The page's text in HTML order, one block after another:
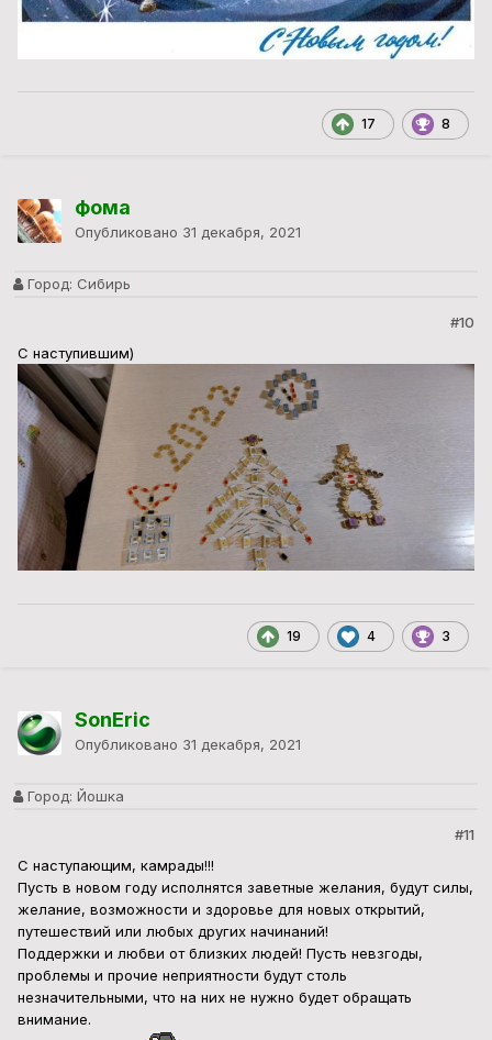
17 8
фома
Опубликовано 31 декабря, 2021
Город: Сибирь
#10
С наступившим)
19 4 3
SonEric
Опубликовано 31 декабря, 2021
Город: Йошка
#11
С наступающим, камрады!!!
Пусть в новом году исполнятся заветные желания, будут силы,
желание, возможности и здоровье для новых открытий,
путешествий или любых других начинаний!
Поддержки и любви от близких людей! Пусть невзгоды,
проблемы и прочие неприятности будут столь
незначительными, что на них не нужно будет обращать
внимание.